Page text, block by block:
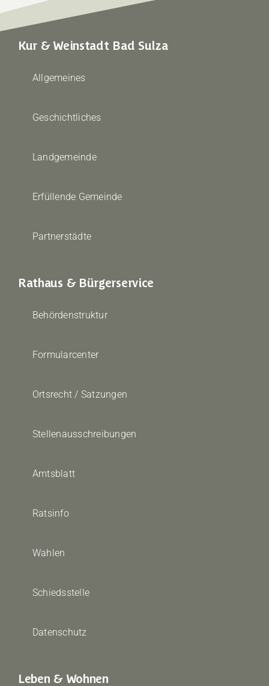
Kur & Weinstadt Bad Sulza
Allgemeines
Geschichtliches
Landgemeinde
Erfüllende Gemeinde
Partnerstädte
Rathaus & Bürgerservice
Behördenstruktur
Formularcenter
Ortsrecht / Satzungen
Stellenausschreibungen
Amtsblatt
Ratsinfo
Wahlen
Schiedsstelle
Datenschutz
Leben & Wohnen